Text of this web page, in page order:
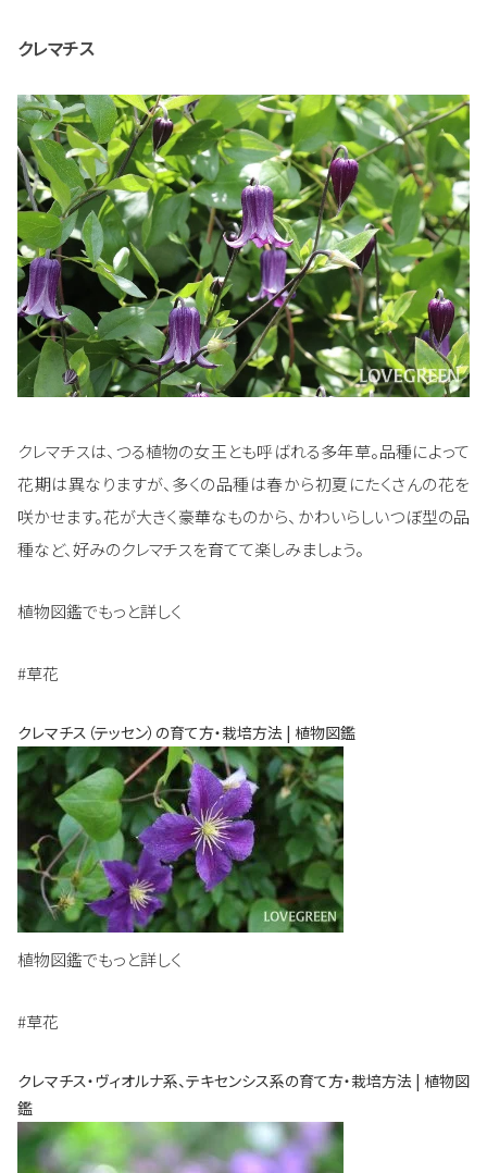
クレマチス
クレマチスは、つる植物の女王とも呼ばれる多年草。品種によって
花期は異なりますが、多くの品種は春から初夏にたくさんの花を
咲かせます。花が大きく豪華なものから、かわいらしいつぼ型の品
種など、好みのクレマチスを育てて楽しみましょう。
植物図鑑でもっと詳しく
#草花
クレマチス（テッセン）の育て方・栽培方法 | 植物図鑑
植物図鑑でもっと詳しく
#草花
クレマチス・ヴィオルナ系、テキセンシス系の育て方・栽培方法 | 植物図
鑑